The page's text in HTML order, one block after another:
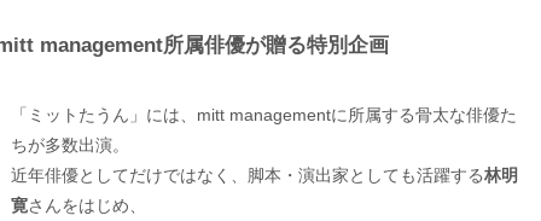
management所属俳優が贈る特別企画
「ミットたうん」には、mitt managementに所属する骨太な俳優た
ちが多数出演。
近年俳優としてだけではなく、脚本・演出家としても活躍する林明
寛さんをはじめ、